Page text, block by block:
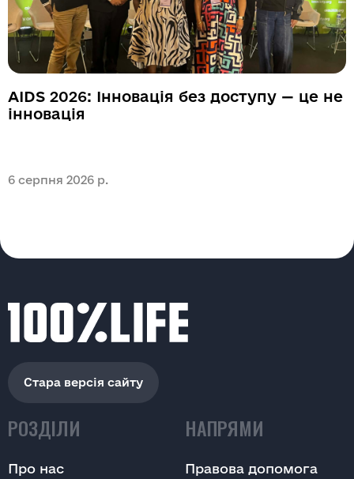
AIDS 2026: Інновація без доступу — це не
інновація
6 серпня 2026 р.
Стара версія сайту
РОЗДІЛИ
Про нас
НАПРЯМИ
Правова допомога